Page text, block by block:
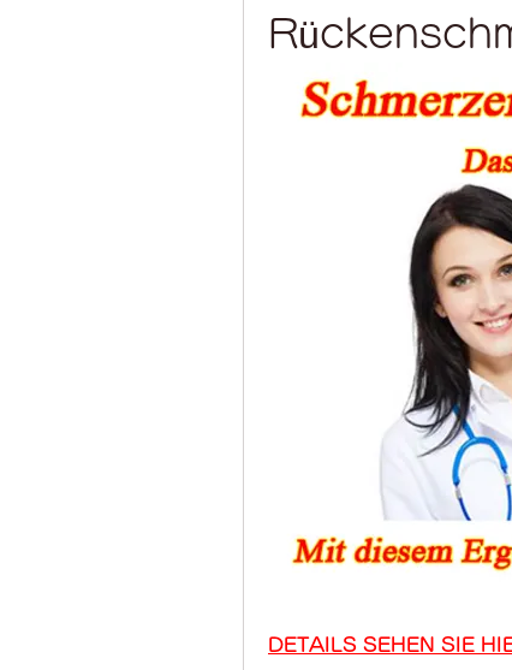
DETAILS SEHEN SIE